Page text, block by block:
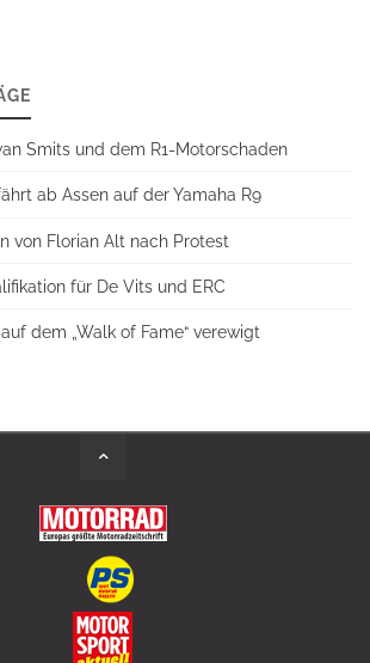
Smits und dem R1-Motorschaden
ab Assen auf der Yamaha R9
von Florian Alt nach Protest
für De Vits und ERC
dem „Walk of Fame“ verewigt
Back